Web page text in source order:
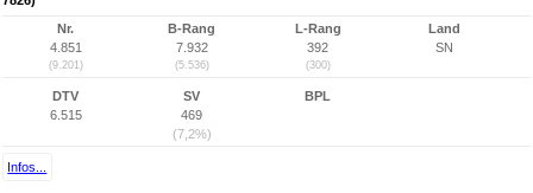
Nr.
4.851
(9.201)
B-Rang
7.932
(5.536)
L-Rang
392
(300)
Land
SN
DTV
6.515
SV
469
(7,2%)
BPL
Infos...